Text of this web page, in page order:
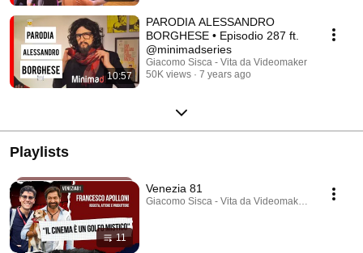
10:57
PARODIA ALESSANDRO
BORGHESE • Episodio 287 ft.
@minimadseries
Giacomo Sisca - Vita da Videomaker
50K views
7 years ago
Playlists
11
Venezia 81
Giacomo Sisca - Vita da Videomaker · Playlist